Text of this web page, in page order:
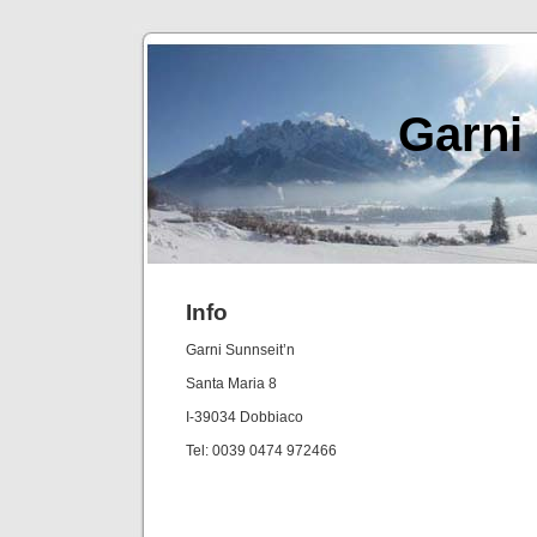
Garni
Info
Garni Sunnseit’n
Santa Maria 8
I-39034 Dobbiaco
Tel: 0039 0474 972466